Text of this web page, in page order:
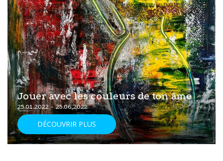
Jouer avec les couleurs de ton âme
25.01.2022 - 25.06.2022
DÉCOUVRIR PLUS